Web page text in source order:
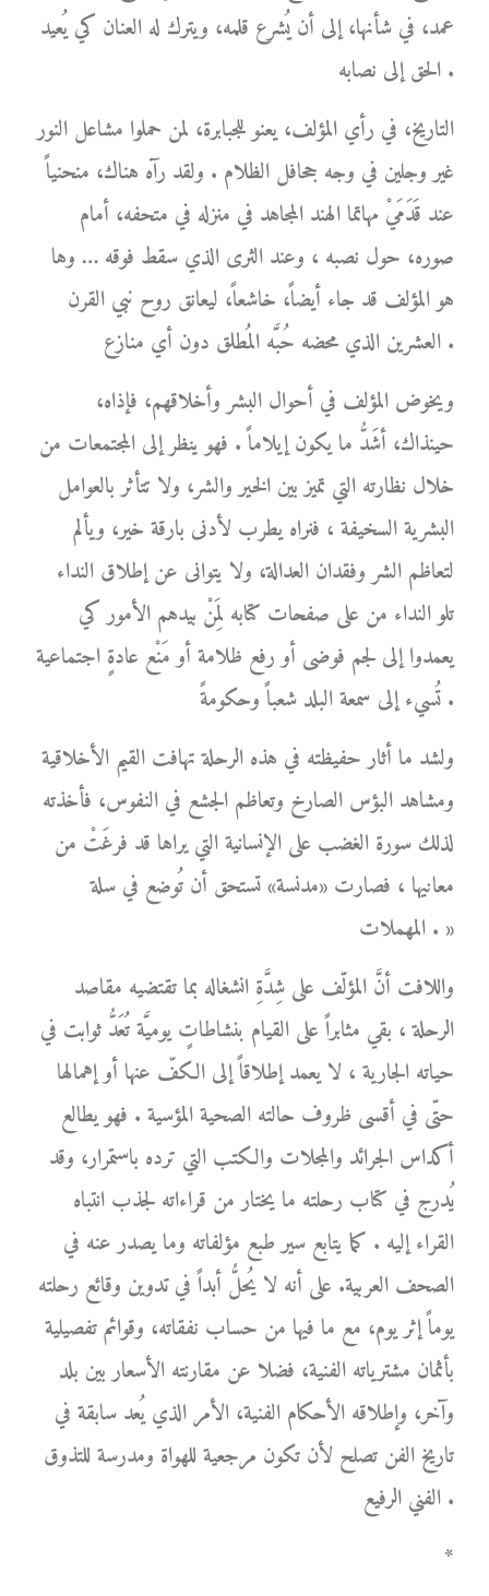
عمد، في شأنها، إلى أن يُشرع قلمه، ويترك له العنان كي يُعيد
الحق إلى نصابه .
التاريخ، في رأي المؤلف، يعنو للجبابرة، لمن حملوا مشاعل النور
غير وجلين في وجه جحافل الظلام . ولقد رآه هناك، منحنياً
عند قَدَمَيْ مهاتما الهند المجاهد في منزله في متحفه، أمام
صوره، حول نصبه ، وعند الثرى الذي سقط فوقه … وها
هو المؤلف قد جاء أيضاً، خاشعاً، ليعانق روح نبي القرن
العشرين الذي محضه حُبَّه المُطلق دون أي منازع .
ويخوض المؤلف في أحوال البشر وأخلاقهم، فإذاه،
حينذاك، أشَدُّ ما يكون إيلاماً . فهو ينظر إلى المجتمعات من
خلال نظارته التي تميز بين الخير والشر، ولا تتأثر بالعوامل
البشرية السخيفة ، فنراه يطرب لأدنى بارقة خير، ويألم
لتعاظم الشر وفقدان العدالة، ولا يتوانى عن إطلاق النداء
تلو النداء من على صفحات كتابه لِمَنْ بيدهم الأمور كي
يعمدوا إلى لجم فوضى أو رفع ظلامة أو مَنْع عادةٍ اجتماعية
تُسيء إلى سمعة البلد شعباً وحكومةً .
ولشد ما أثار حفيظته في هذه الرحلة تهافت القيم الأخلاقية
ومشاهد البؤس الصارخ وتعاظم الجشع في النفوس، فأخذته
لذلك سورة الغضب على الإنسانية التي يراها قد فرغَتْ من
معانيها ، فصارت «مدنسة» تستحق أن تُوضع في سلة
المهملات . »
واللافت أنَّ المؤلّف على شِدَّةِ انشغاله بما تقتضيه مقاصد
الرحلة ، بقي مثابراً على القيام بنشاطاتٍ يوميَّة تُعَدُّ ثوابت في
حياته الجارية ، لا يعمد إطلاقاً إلى الكفّ عنها أو إهمالها
حتّى في أقسى ظروف حالته الصحية المؤسية . فهو يطالع
أكداس الجرائد والمجلات والكتب التي ترده باستمرار، وقد
يُدرج في كتاب رحلته ما يختار من قراءاته لجذب انتباه
القراء إليه . كما يتابع سير طبع مؤلفاته وما يصدر عنه في
الصحف العربية. على أنه لا يُحلُّ أبداً في تدوين وقائع رحلته
يوماً إثر يوم، مع ما فيها من حساب نفقاته، وقوائم تفصيلية
بأثمان مشترياته الفنية، فضلا عن مقارنته الأسعار بين بلد
وآخر، وإطلاقه الأحكام الفنية، الأمر الذي يُعد سابقة في
تاريخ الفن تصلح لأن تكون مرجعية للهواة ومدرسة للتذوق
الفني الرفيع .
*